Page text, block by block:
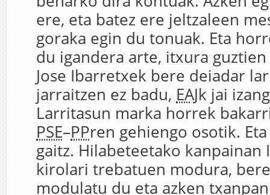
ere, eta batez ere jeltzaleen
goraka egin du tonuak. Eta
du igandera arte, itxura guztien
Jose Ibarretxek bere deiadar
jarraitzen ez badu, EAJk jai
Larritasun marka horrek
PSE–PPren gehiengo osotik.
gaitz. Hilabeteetako kanpainan
kirolari trebatuen modura,
modulatu du eta azken